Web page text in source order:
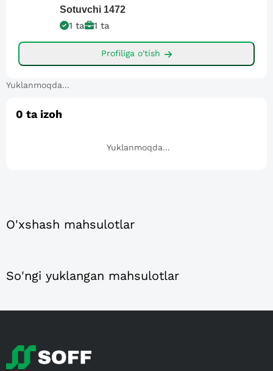
Sotuvchi 1472
1 ta 1 ta
Profiliga o'tish
Yuklanmoqda...
0 ta izoh
Yuklanmoqda...
O'xshash mahsulotlar
So'ngi yuklangan mahsulotlar